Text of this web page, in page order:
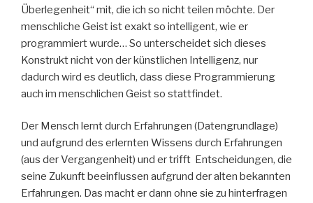
Überlegenheit“ mit, die ich so nicht teilen möchte. Der
menschliche Geist ist exakt so intelligent, wie er
programmiert wurde… So unterscheidet sich dieses
Konstrukt nicht von der künstlichen Intelligenz, nur
dadurch wird es deutlich, dass diese Programmierung
auch im menschlichen Geist so stattfindet.
Der Mensch lernt durch Erfahrungen (Datengrundlage)
und aufgrund des erlernten Wissens durch Erfahrungen
(aus der Vergangenheit) und er trifft Entscheidungen, die
seine Zukunft beeinflussen aufgrund der alten bekannten
Erfahrungen. Das macht er dann ohne sie zu hinterfragen